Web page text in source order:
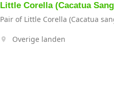
Little Corella (Cacatua
Pair of Little Corella (Cacatua
Overige landen